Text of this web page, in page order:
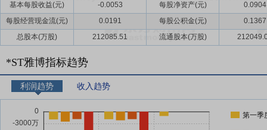
基本每股收益(元) -0.0053 每股净资产(元)
0.0904
每股经营现金流(元)
0.0191 每股公积金(元)
0.1367
总股本(万股)
212085.51 流通股本(万股)
*ST雅博指标趋势
利润趋势 收入趋势
第一季